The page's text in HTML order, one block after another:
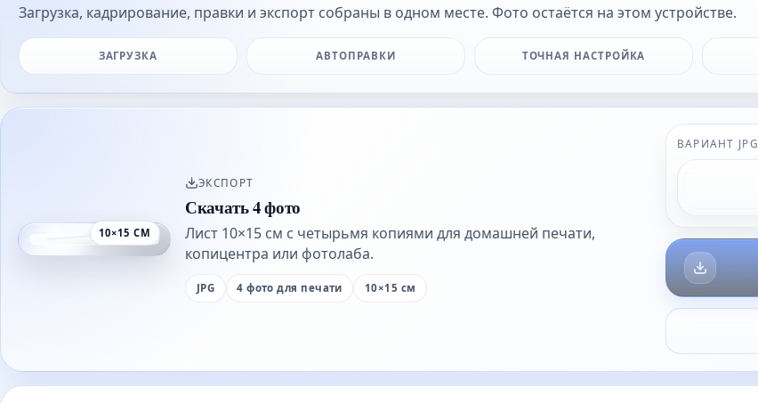
Загрузка, кадрирование, правки и экспорт собраны в одном месте. Фото остаётся на этом устройстве.
ЗАГРУЗКА АВТОПРАВКИ ТОЧНАЯ НАСТРОЙКА
10×15 СМ
ЭКСПОРТ
Скачать 4 фото
Лист 10×15 см с четырьмя копиями для домашней печати,
копицентра или фотолаба.
JPG 4 фото для печати 10×15 см
ВАРИАНТ JPG